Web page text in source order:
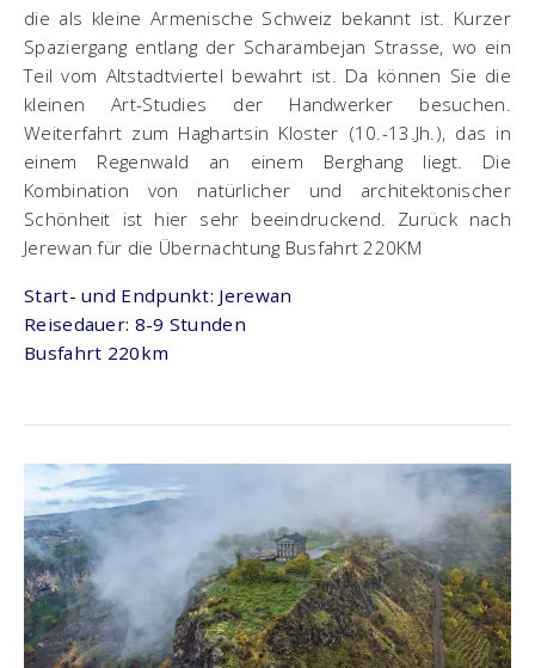
die als kleine Armenische Schweiz bekannt ist. Kurzer
Spaziergang entlang der Scharambejan Strasse, wo ein
Teil vom Altstadtviertel bewahrt ist. Da können Sie die
kleinen Art-Studies der Handwerker besuchen.
Weiterfahrt zum Haghartsin Kloster (10.-13.Jh.), das in
einem Regenwald an einem Berghang liegt. Die
Kombination von natürlicher und architektonischer
Schönheit ist hier sehr beeindruckend. Zurück nach
Jerewan für die Übernachtung Busfahrt 220KM
Start- und Endpunkt: Jerewan
Reisedauer: 8-9 Stunden
Busfahrt 220km